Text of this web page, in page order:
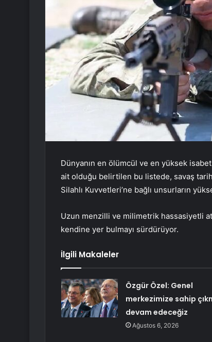
Dünyanın en ölümcül ve en yüksek
ait olduğu belirtilen bu listede, savaş
Silahlı Kuvvetleri’ne bağlı unsurların
Uzun menzilli ve milimetrik hassasiyetli
kendine yer bulmayı sürdürüyor.
İlgili Makaleler
Özgür Özel: Genel
merkezimize sahip
devam edeceğiz
Ağustos 6, 2026